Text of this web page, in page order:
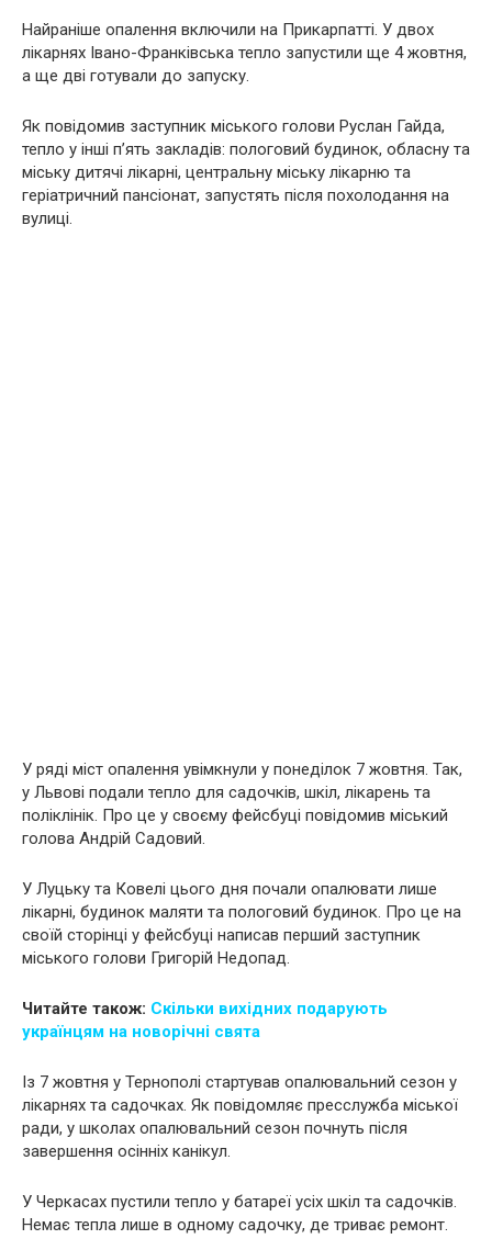
Найраніше опалення включили на Прикарпатті. У двох
лікарнях Івано-Франківська тепло запустили ще 4 жовтня,
а ще дві готували до запуску.
Як повідомив заступник міського голови Руслан Гайда,
тепло у інші п’ять закладів: пологовий будинок, обласну та
міську дитячі лікарні, центральну міську лікарню та
геріатричний пансіонат, запустять після похолодання на
вулиці.
У ряді міст опалення увімкнули у понеділок 7 жовтня. Так,
у Львові подали тепло для садочків, шкіл, лікарень та
поліклінік. Про це у своєму фейсбуці повідомив міський
голова Андрій Садовий.
У Луцьку та Ковелі цього дня почали опалювати лише
лікарні, будинок маляти та пологовий будинок. Про це на
своїй сторінці у фейсбуці написав перший заступник
міського голови Григорій Недопад.
Читайте також: Скільки вихідних подарують
українцям на новорічні свята
Із 7 жовтня у Тернополі стартував опалювальний сезон у
лікарнях та садочках. Як повідомляє пресслужба міської
ради, у школах опалювальний сезон почнуть після
завершення осінніх канікул.
У Черкасах пустили тепло у батареї усіх шкіл та садочків.
Немає тепла лише в одному садочку, де триває ремонт.